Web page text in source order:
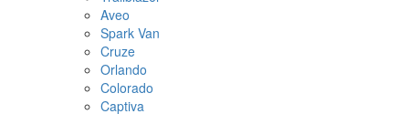
Aveo
Spark Van
Cruze
Orlando
Colorado
Captiva